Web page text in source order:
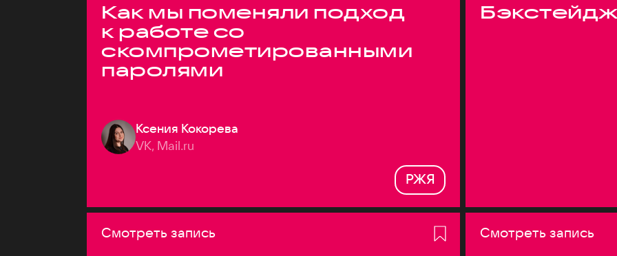
Как мы поменяли подход
к работе со
скомпрометированными
паролями
Ксения Кокорева
VK, Mail.ru
РЖЯ
Бэкстейдж
Смотреть запись
Смотреть запись